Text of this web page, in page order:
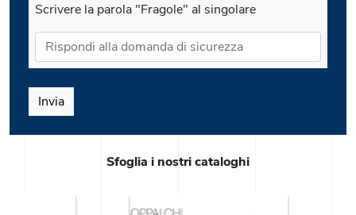
Sfoglia i nostri cataloghi
Scrivere la parola "Fragole" al singolare
Invia